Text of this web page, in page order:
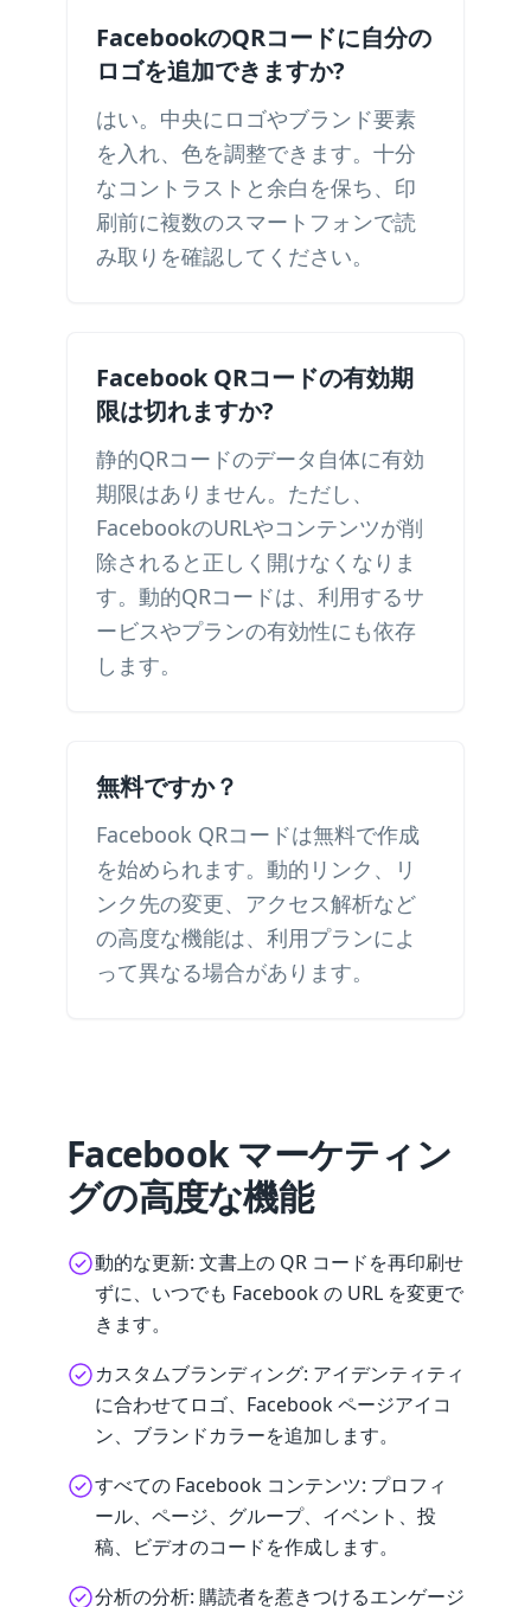
FacebookのQRコードに自分の
ロゴを追加できますか?
はい。中央にロゴやブランド要素
を入れ、色を調整できます。十分
なコントラストと余白を保ち、印
刷前に複数のスマートフォンで読
み取りを確認してください。
Facebook QRコードの有効期
限は切れますか?
静的QRコードのデータ自体に有効
期限はありません。ただし、
FacebookのURLやコンテンツが削
除されると正しく開けなくなりま
す。動的QRコードは、利用するサ
ービスやプランの有効性にも依存
します。
無料ですか？
Facebook QRコードは無料で作成
を始められます。動的リンク、リ
ンク先の変更、アクセス解析など
の高度な機能は、利用プランによ
って異なる場合があります。
Facebook マーケティン
グの高度な機能
動的な更新: 文書上の QR コードを再印刷せ
ずに、いつでも Facebook の URL を変更で
きます。
カスタムブランディング: アイデンティティ
に合わせてロゴ、Facebook ページアイコ
ン、ブランドカラーを追加します。
すべての Facebook コンテンツ: プロフィ
ール、ページ、グループ、イベント、投
稿、ビデオのコードを作成します。
分析の分析: 購読者を惹きつけるエンゲージ